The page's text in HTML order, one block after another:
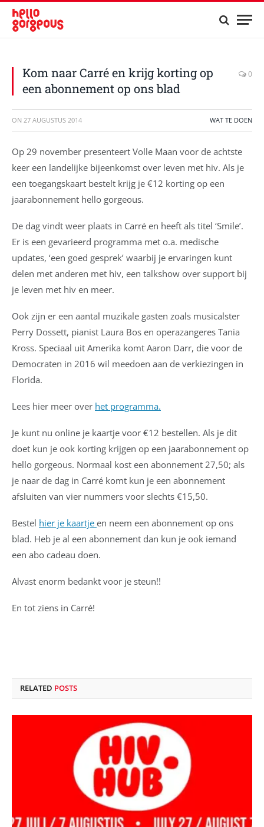
Kom naar Carré en krijg korting op
een abonnement op ons blad
0
ON 27 AUGUSTUS 2014 WAT TE DOEN
Op 29 november presenteert Volle Maan voor de achtste
keer een landelijke bijeenkomst over leven met hiv. Als je
een toegangskaart bestelt krijg je €12 korting op een
jaarabonnement hello gorgeous.
De dag vindt weer plaats in Carré en heeft als titel ‘Smile’.
Er is een gevarieerd programma met o.a. medische
updates, ‘een goed gesprek’ waarbij je ervaringen kunt
delen met anderen met hiv, een talkshow over support bij
je leven met hiv en meer.
Ook zijn er een aantal muzikale gasten zoals musicalster
Perry Dossett, pianist Laura Bos en operazangeres Tania
Kross. Speciaal uit Amerika komt Aaron Darr, die voor de
Democraten in 2016 wil meedoen aan de verkiezingen in
Florida.
Lees hier meer over het programma.
Je kunt nu online je kaartje voor €12 bestellen. Als je dit
doet kun je ook korting krijgen op een jaarabonnement op
hello gorgeous. Normaal kost een abonnement 27,50; als
je naar de dag in Carré komt kun je een abonnement
afsluiten van vier nummers voor slechts €15,50.
Bestel hier je kaartje en neem een abonnement op ons
blad. Heb je al een abonnement dan kun je ook iemand
een abo cadeau doen.
Alvast enorm bedankt voor je steun!!
En tot ziens in Carré!
RELATED POSTS